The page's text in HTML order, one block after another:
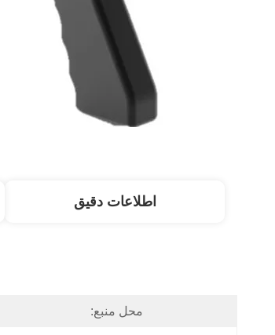
اطلاعات دقیق
محل منبع: